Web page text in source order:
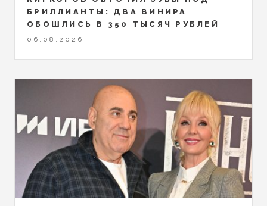
БРИЛЛИАНТЫ: ДВА ВИНИРА
ОБОШЛИСЬ В 350 ТЫСЯЧ РУБЛЕЙ
06.08.2026